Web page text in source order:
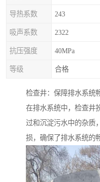
导热系数 243
吸声系数 2322
抗压强度 40MPa
等级 合格
检查井：保障排水系统
在排水系统中，检查井
过和沉淀污水中的杂质
损，确保了排水系统的